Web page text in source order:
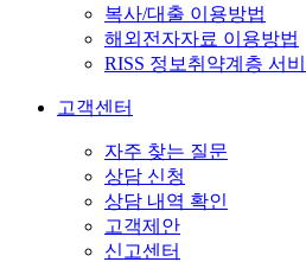
복사/대출 이용방법
해외전자자료 이용방법
RISS 정보취약계층 서
고객센터
자주 찾는 질문
상담 신청
상담 내역 확인
고객제안
신고센터